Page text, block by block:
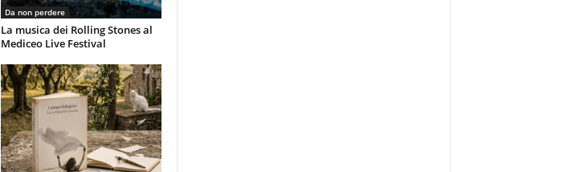
Da non perdere
La musica dei Rolling Stones al
Mediceo Live Festival